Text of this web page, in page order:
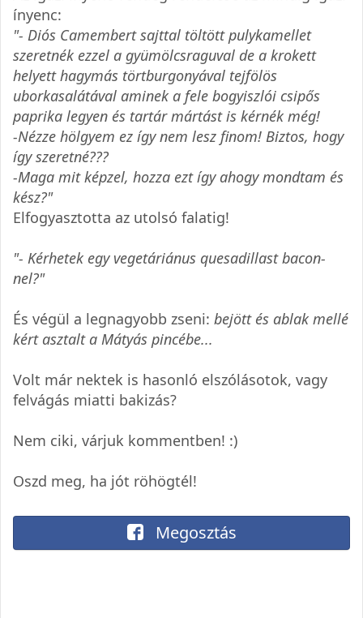
ínyenc:
"- Diós Camembert sajttal töltött pulykamellet
szeretnék ezzel a gyümölcsraguval de a krokett
helyett hagymás törtburgonyával tejfölös
uborkasalátával aminek a fele bogyiszlói csipős
paprika legyen és tartár mártást is kérnék még!
-Nézze hölgyem ez így nem lesz finom! Biztos, hogy
így szeretné???
-Maga mit képzel, hozza ezt így ahogy mondtam és
kész?"
Elfogyasztotta az utolsó falatig!
"- Kérhetek egy vegetáriánus quesadillast bacon-
nel?"
És végül a legnagyobb zseni: bejött és ablak mellé
kért asztalt a Mátyás pincébe...
Volt már nektek is hasonló elszólásotok, vagy
felvágás miatti bakizás?
Nem ciki, várjuk kommentben! :)
Oszd meg, ha jót röhögtél!
Megosztás